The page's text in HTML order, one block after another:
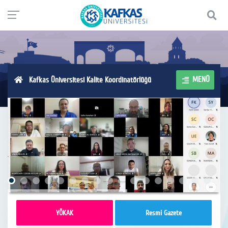
Kafkas Üniversitesi Kalite Koordinatörlüğü MENÜ
YÖKAK Resmi Gazete